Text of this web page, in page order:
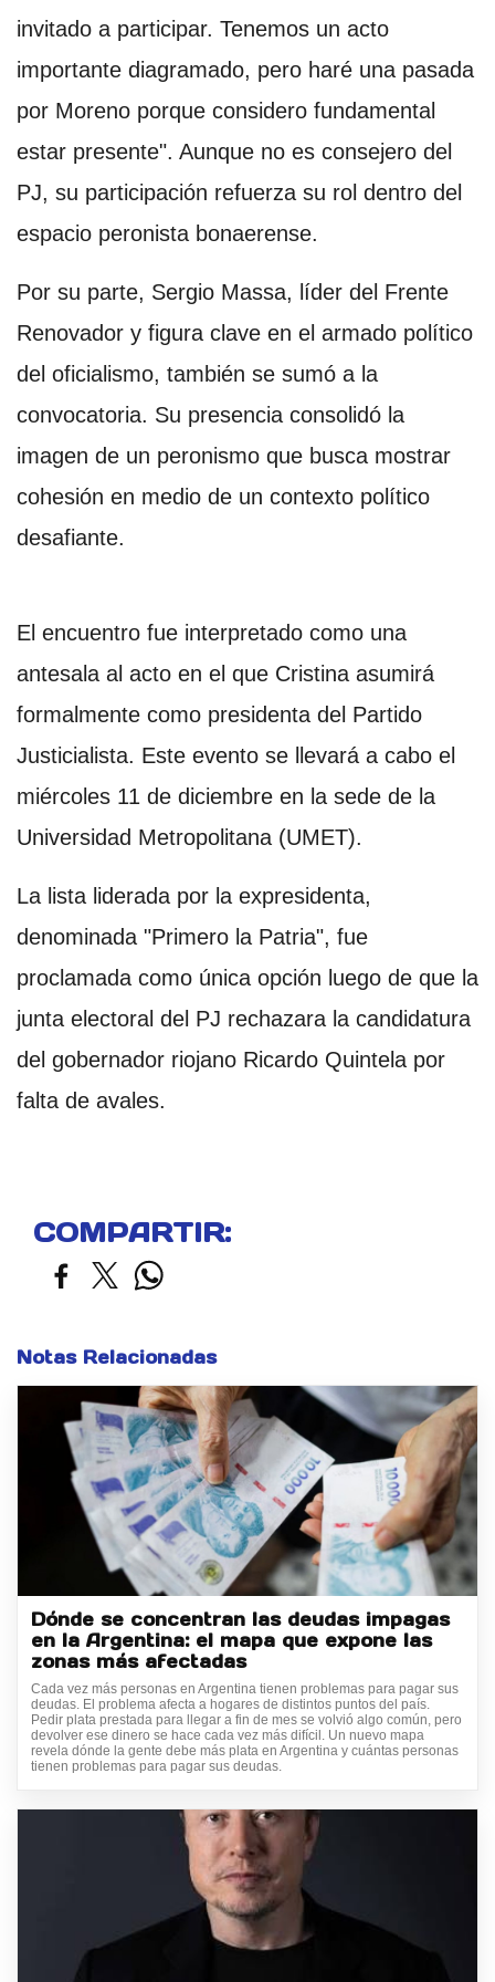
invitado a participar. Tenemos un acto
importante diagramado, pero haré una pasada
por Moreno porque considero fundamental
estar presente". Aunque no es consejero del
PJ, su participación refuerza su rol dentro del
espacio peronista bonaerense.
Por su parte, Sergio Massa, líder del Frente
Renovador y figura clave en el armado político
del oficialismo, también se sumó a la
convocatoria. Su presencia consolidó la
imagen de un peronismo que busca mostrar
cohesión en medio de un contexto político
desafiante.
El encuentro fue interpretado como una
antesala al acto en el que Cristina asumirá
formalmente como presidenta del Partido
Justicialista. Este evento se llevará a cabo el
miércoles 11 de diciembre en la sede de la
Universidad Metropolitana (UMET).
La lista liderada por la expresidenta,
denominada "Primero la Patria", fue
proclamada como única opción luego de que la
junta electoral del PJ rechazara la candidatura
del gobernador riojano Ricardo Quintela por
falta de avales.
COMPARTIR:
Notas Relacionadas
Dónde se concentran las deudas impagas
en la Argentina: el mapa que expone las
zonas más afectadas
Cada vez más personas en Argentina tienen problemas para pagar sus
deudas. El problema afecta a hogares de distintos puntos del país.
Pedir plata prestada para llegar a fin de mes se volvió algo común, pero
devolver ese dinero se hace cada vez más difícil. Un nuevo mapa
revela dónde la gente debe más plata en Argentina y cuántas personas
tienen problemas para pagar sus deudas.